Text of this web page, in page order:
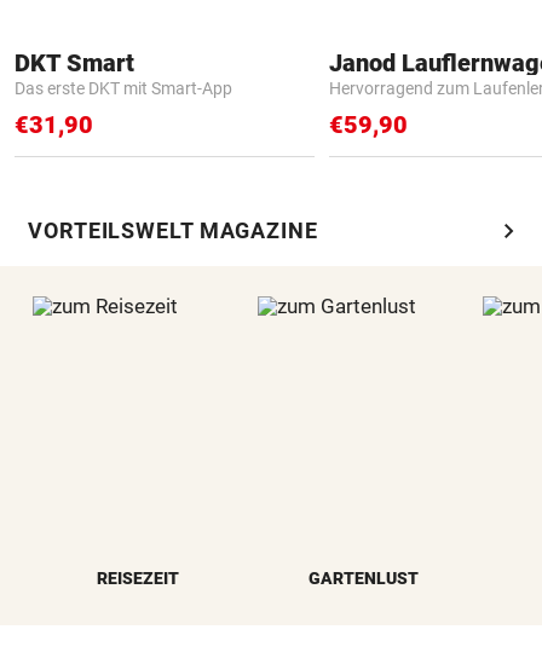
DKT Smart
Das erste DKT mit Smart-App
€31,90
Janod
Hervorragend zum
€59,90
VORTEILSWELT MAGAZINE chevron_right
REISEZEIT GARTENLUST